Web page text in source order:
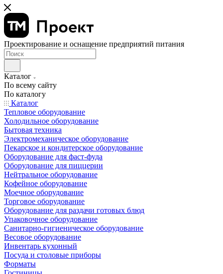
Проектирование и оснащение предприятий питания
Каталог
По всему сайту
По каталогу
Каталог
Тепловое оборудование
Холодильное оборудование
Бытовая техника
Электромеханическое оборудование
Пекарское и кондитерское оборудование
Оборудование для фаст-фуда
Оборудование для пиццерии
Нейтральное оборудование
Кофейное оборудование
Моечное оборудование
Торговое оборудование
Оборудование для раздачи готовых блюд
Упаковочное оборудование
Санитарно-гигиеническое оборудование
Весовое оборудование
Инвентарь кухонный
Посуда и столовые приборы
Форматы